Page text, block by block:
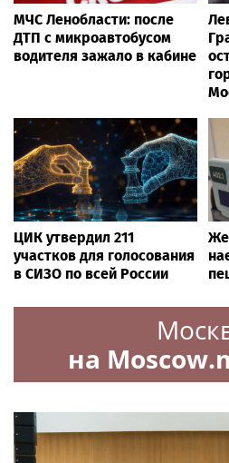
МЧС Ленобласти: после
ДТП с микроавтобусом
водителя зажало в кабине
ЦИК утвердил 211
участков для голосования
в СИЗО по всей России
на